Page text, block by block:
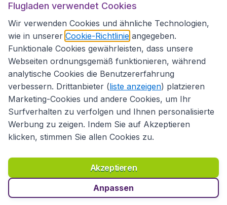
Folgen Sie uns:
Richtlinien und Bedingungen
Haftungsausschluss
Datenschutzerklärung
Cookies Copyright © 2026
Flugladen verwendet Cookies
Wir verwenden Cookies und ähnliche Technologien,
wie in unserer Cookie-Richtlinie angegeben.
Funktionale Cookies gewährleisten, dass unsere
Webseiten ordnungsgemäß funktionieren, während
analytische Cookies die Benutzererfahrung
verbessern. Drittanbieter (liste anzeigen) platzieren
Marketing-Cookies und andere Cookies, um Ihr
Surfverhalten zu verfolgen und Ihnen personalisierte
Werbung zu zeigen. Indem Sie auf Akzeptieren
klicken, stimmen Sie allen Cookies zu.
Akzeptieren
Anpassen